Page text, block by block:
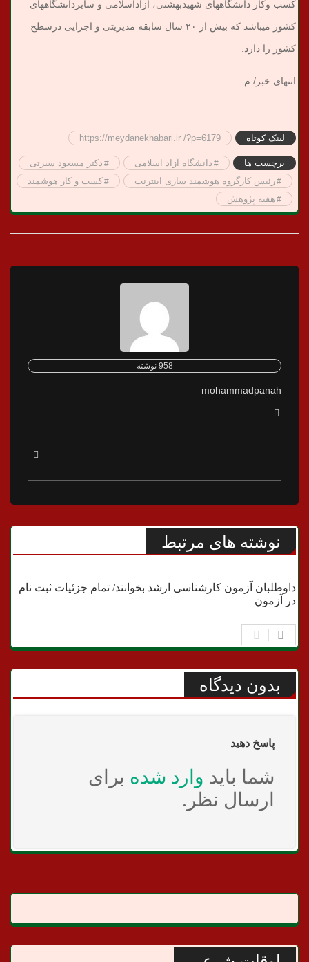
کسب وکار دانشگاههای شهیدبهشتی، آزاداسلامی و سایردانشگاههای
کشور میباشد که بیش از ۲۰ سال سابقه مدیریتی و اجرایی درسطح
کشور را دارد.
انتهای خبر/ م
لینک کوتاه https://meydanekhabari.ir /?p=6179
برچسب ها دانشگاه آزاد اسلامی
دکتر مسعود سیرتی
رئیس کارگروه هوشمند سازی اینترنت
کسب و کار هوشمند
هفته پژوهش
958 نوشته
mohammadpanah
نوشته های مرتبط
علمی
داوطلبان آزمون کارشناسی ارشد بخوانند/ تمام جزئیات ثبت نام
در آزمون
بدون دیدگاه
پاسخ دهید
شما باید وارد شده برای
ارسال نظر.